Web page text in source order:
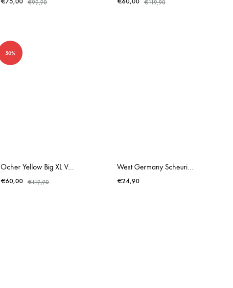
€99,90 €119,90
50%
Ocher Yellow Big XL Vase W-Germany
€60,00 €119,90
West Germany Scheurich Large Brown Lava
€24,90